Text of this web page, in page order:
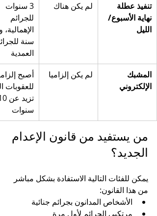
تنفيذ عطلة
نهاية الأسبوع/
الليل
لم يكن هناك
3 سنوات
للجرائم
سنة
العمدية
المشبك
الإلكتروني
لم يكن إلزاميا
أصبح
للعقوبات
سنوات
من يستفيد من قانون الإعدام
الجديد؟
يمكن للفئات التالية الاستفادة بشكل مباشر
من هذا القانون:
الأشخاص المدانون بجرائم جنائية
مرتكبي الجرائم لأول مرة